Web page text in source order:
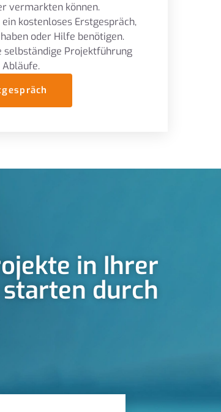
vermarkten können.
kostenloses Erstgespräch,
oder Hilfe benötigen.
selbständige Projektführung
in Ihrer
starten durch